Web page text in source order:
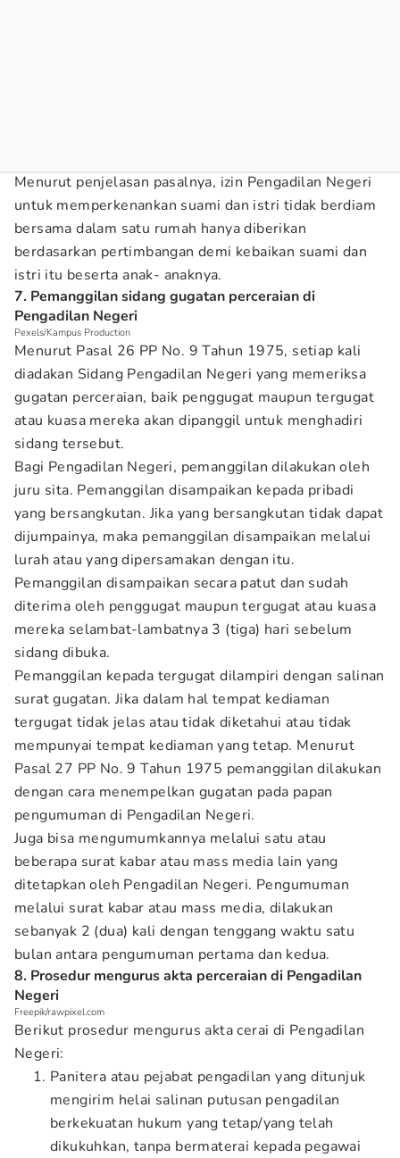
Menurut penjelasan pasalnya, izin Pengadilan Negeri
untuk memperkenankan suami dan istri tidak berdiam
bersama dalam satu rumah hanya diberikan
berdasarkan pertimbangan demi kebaikan suami dan
istri itu beserta anak- anaknya.
7. Pemanggilan sidang gugatan perceraian di
Pengadilan Negeri
Pexels/Kampus Production
Menurut Pasal 26 PP No. 9 Tahun 1975, setiap kali
diadakan Sidang Pengadilan Negeri yang memeriksa
gugatan perceraian, baik penggugat maupun tergugat
atau kuasa mereka akan dipanggil untuk menghadiri
sidang tersebut.
Bagi Pengadilan Negeri, pemanggilan dilakukan oleh
juru sita. Pemanggilan disampaikan kepada pribadi
yang bersangkutan. Jika yang bersangkutan tidak dapat
dijumpainya, maka pemanggilan disampaikan melalui
lurah atau yang dipersamakan dengan itu.
Pemanggilan disampaikan secara patut dan sudah
diterima oleh penggugat maupun tergugat atau kuasa
mereka selambat-lambatnya 3 (tiga) hari sebelum
sidang dibuka.
Pemanggilan kepada tergugat dilampiri dengan salinan
surat gugatan. Jika dalam hal tempat kediaman
tergugat tidak jelas atau tidak diketahui atau tidak
mempunyai tempat kediaman yang tetap. Menurut
Pasal 27 PP No. 9 Tahun 1975 pemanggilan dilakukan
dengan cara menempelkan gugatan pada papan
pengumuman di Pengadilan Negeri.
Juga bisa mengumumkannya melalui satu atau
beberapa surat kabar atau mass media lain yang
ditetapkan oleh Pengadilan Negeri. Pengumuman
melalui surat kabar atau mass media, dilakukan
sebanyak 2 (dua) kali dengan tenggang waktu satu
bulan antara pengumuman pertama dan kedua.
8. Prosedur mengurus akta perceraian di Pengadilan
Negeri
Freepik/rawpixel.com
Berikut prosedur mengurus akta cerai di Pengadilan
Negeri:
Panitera atau pejabat pengadilan yang ditunjuk
mengirim helai salinan putusan pengadilan
berkekuatan hukum yang tetap/yang telah
dikukuhkan, tanpa bermaterai kepada pegawai